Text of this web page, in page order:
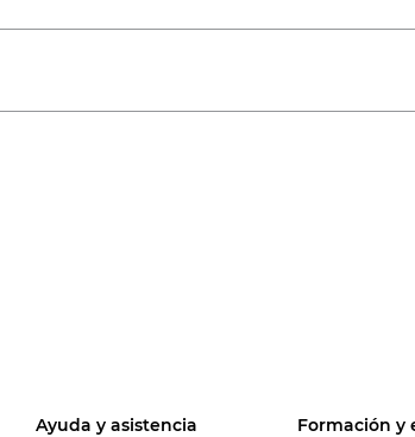
Ayuda y asistencia Formación y